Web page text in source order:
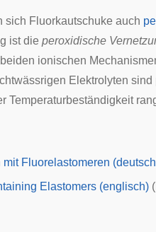
sich Fluorkautschuke auch
ist die peroxidische
ionischen
Elektrolyten
Temperaturbeständigkeit
mit Fluorelastomeren
Elastomers (englisch)